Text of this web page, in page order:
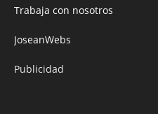
Trabaja con nosotros
JoseanWebs
Publicidad